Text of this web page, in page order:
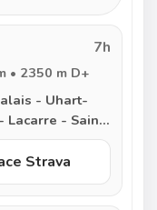
7h
• 2350 m D+
Lacarre - Saint
Col
-
Jean le Vieux -
Strava